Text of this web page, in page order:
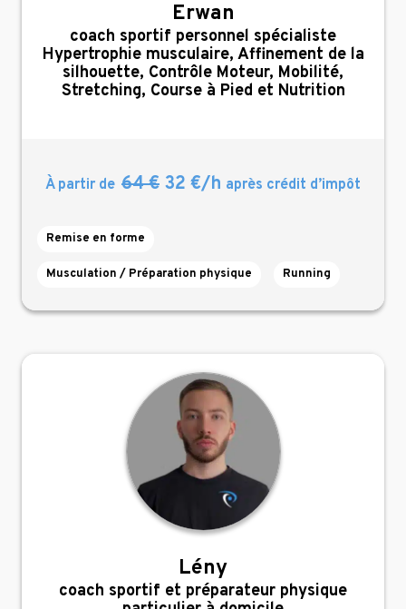
Erwan
,
coach sportif personnel spécialiste
Hypertrophie musculaire, Affinement de la
silhouette, Contrôle Moteur, Mobilité,
Stretching, Course à Pied et Nutrition
À partir de 64 € 32 €/h après crédit d’impôt
Remise en forme
Musculation / Préparation physique Running
Lény
,
coach sportif et préparateur physique